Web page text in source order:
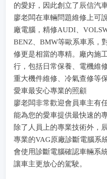
的愛好，因此創立了辰信汽車
廖老闆在車輛問題維修上可
廠電腦，精修AUDI、
BENZ、BMW等歐系車系，
修更是相當的專精。廠內施
行，包括日常保養、電機維
重大機件維修、冷氣查修等
愛車最安心專業的照顧
廖老闆非常歡迎會員車主有
能為您的愛車提供最快速的
除了人員上的專業技術外，
專業的VAG原廠診斷電腦系
會使用診斷電腦確認車輛系
讓車主更放心的駕駛。